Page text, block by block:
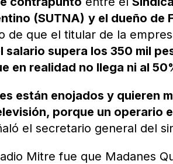
(SUTNA) y el dueño de
de que el titular de la
salario supera los 350 mil
en realidad no llega ni al
están enojados y quieren
porque un operario
el secretario general del
Mitre fue que Madanes